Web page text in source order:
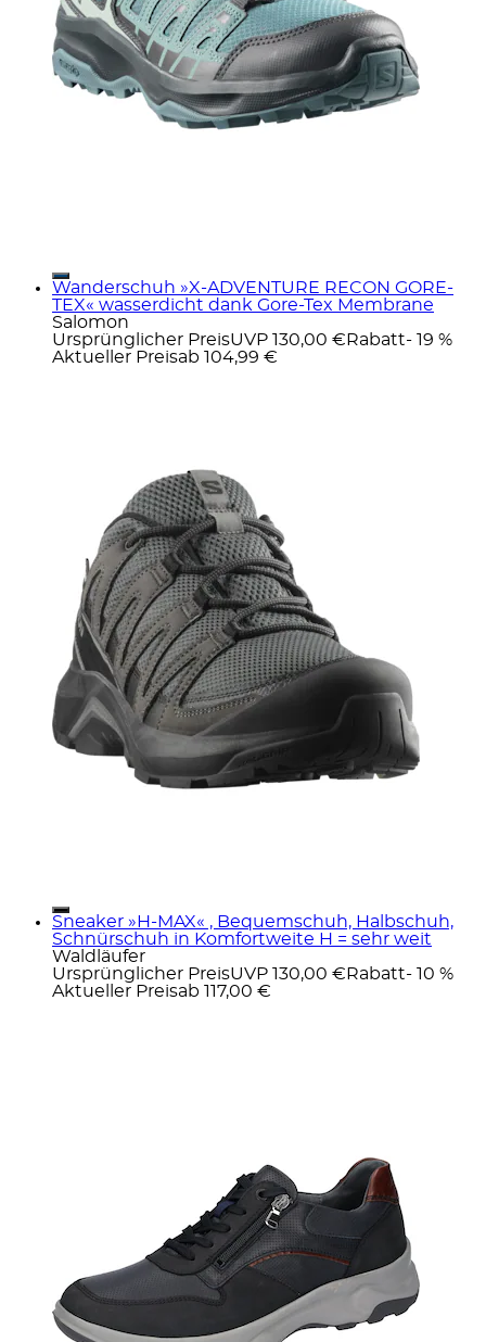
Wanderschuh »X-ADVENTURE RECON GORE-
TEX« wasserdicht dank Gore-Tex Membrane
Salomon
Ursprünglicher PreisUVP 130,00 € Rabatt- 19 %
Aktueller Preisab 104,99 €
Sneaker »H-MAX« , Bequemschuh, Halbschuh,
Schnürschuh in Komfortweite H = sehr weit
Waldläufer
Ursprünglicher PreisUVP 130,00 € Rabatt- 10 %
Aktueller Preisab 117,00 €